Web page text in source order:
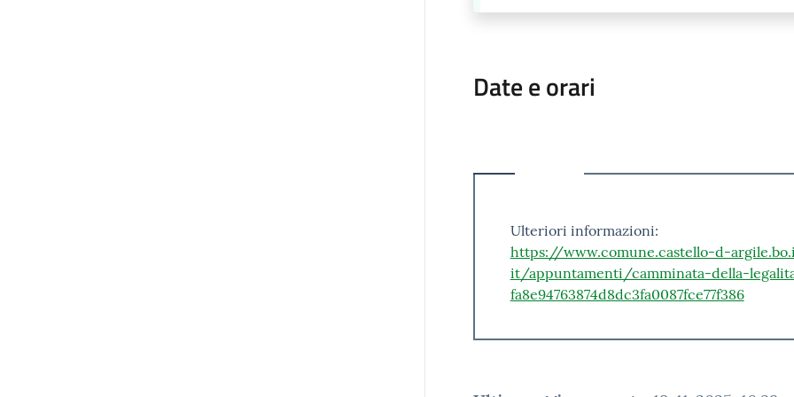
Date e orari
Ulteriori informazioni:
https://www.comune.castello-d-
it/appuntamenti/camminata-della-
fa8e94763874d8dc3fa0087fce77f386